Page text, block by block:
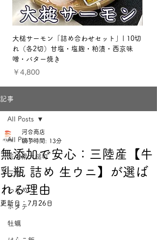
大槌サーモン「詰め合わせセット」| 10切
れ（各2切）甘塩・塩麹・粕漬・西京味
噌・バター焼き
価格
￥4,800
記事
All Posts
岩手県大槌町
三陸
わかめ
ホタテ
牡蠣
All Posts
無添加で安心：三陸産【牛
乳瓶 詰め 生ウニ】が選ば
れる理由
河合商店
読了時間: 13分
更新日： 7月26日